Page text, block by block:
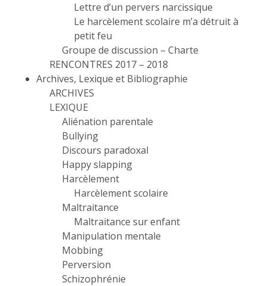
Lettre d’un pervers narcissique
Le harcèlement scolaire m’a détruit à
petit feu
Groupe de discussion – Charte
RENCONTRES 2017 – 2018
Archives, Lexique et Bibliographie
ARCHIVES
LEXIQUE
Aliénation parentale
Bullying
Discours paradoxal
Happy slapping
Harcèlement
Harcèlement scolaire
Maltraitance
Maltraitance sur enfant
Manipulation mentale
Mobbing
Perversion
Schizophrénie